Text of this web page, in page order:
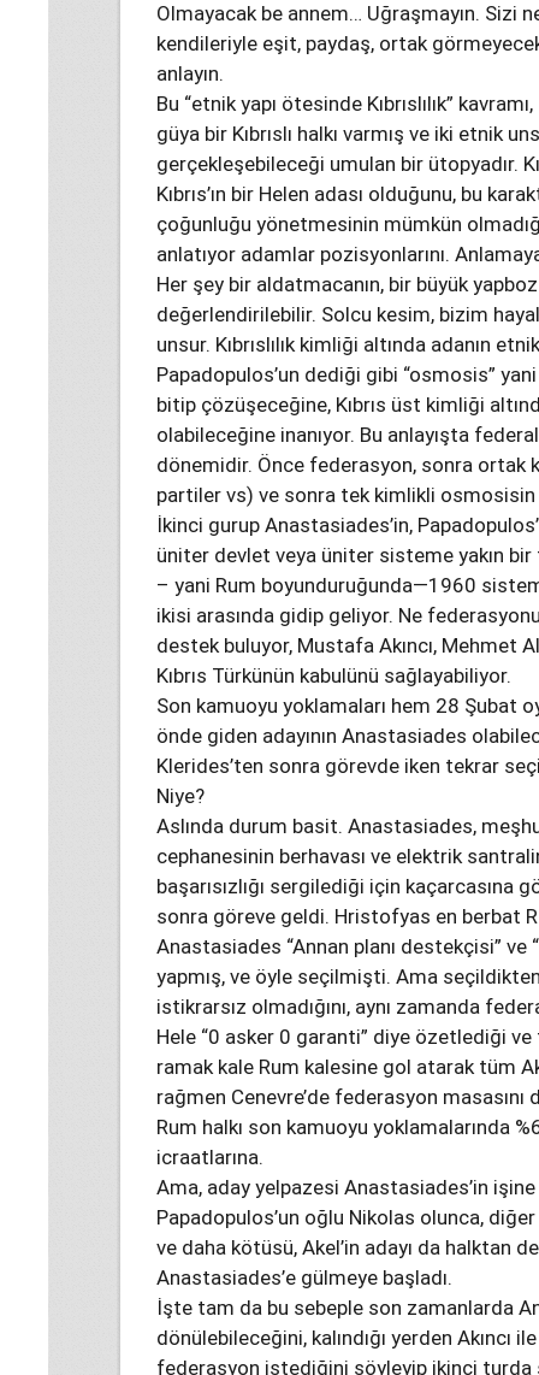
Olmayacak be annem… Uğraşmayın. Sizi
kendileriyle eşit, paydaş, ortak
anlayın.
Bu “etnik yapı ötesinde Kıbrıslılık”
güya bir Kıbrıslı halkı varmış ve iki etnik
gerçekleşebileceği umulan bir ütopyadır.
Kıbrıs’ın bir Helen adası olduğunu, bu
çoğunluğu yönetmesinin mümkün
anlatıyor adamlar pozisyonlarını.
Her şey bir aldatmacanın, bir büyük
değerlendirilebilir. Solcu kesim, bizim
unsur. Kıbrıslılık kimliği altında adanın
Papadopulos’un dediği gibi “osmosis”
bitip çözüşeceğine, Kıbrıs üst kimliği
olabileceğine inanıyor. Bu anlayışta
dönemidir. Önce federasyon, sonra ortak
partiler vs) ve sonra tek kimlikli osmosisin
İkinci gurup Anastasiades’in,
üniter devlet veya üniter sisteme yakın
– yani Rum boyunduruğunda—1960
ikisi arasında gidip geliyor. Ne
destek buluyor, Mustafa Akıncı, Mehmet
Kıbrıs Türkünün kabulünü sağlayabiliyor.
Son kamuoyu yoklamaları hem 28 Şubat
önde giden adayının Anastasiades
Klerides’ten sonra görevde iken tekrar
Niye?
Aslında durum basit. Anastasiades,
cephanesinin berhavası ve elektrik
başarısızlığı sergilediği için kaçarcasına
sonra göreve geldi. Hristofyas en berbat
Anastasiades “Annan planı destekçisi” ve
yapmış, ve öyle seçilmişti. Ama
istikrarsız olmadığını, aynı zamanda
Hele “0 asker 0 garanti” diye özetlediği
ramak kale Rum kalesine gol atarak tüm
rağmen Cenevre’de federasyon
Rum halkı son kamuoyu yoklamalarında
icraatlarına.
Ama, aday yelpazesi Anastasiades’in
Papadopulos’un oğlu Nikolas olunca,
ve daha kötüsü, Akel’in adayı da halktan
Anastasiades’e gülmeye başladı.
İşte tam da bu sebeple son zamanlarda
dönülebileceğini, kalındığı yerden Akıncı
federasyon istediğini söyleyip ikinci turda